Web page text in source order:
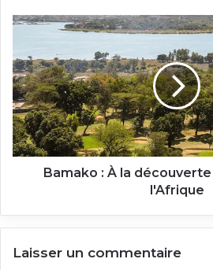
na
Bamako
À
la
découverte
des
trésors
de
l'Afrique
Bamako : À la
l'Afrique
Laisser un commentaire